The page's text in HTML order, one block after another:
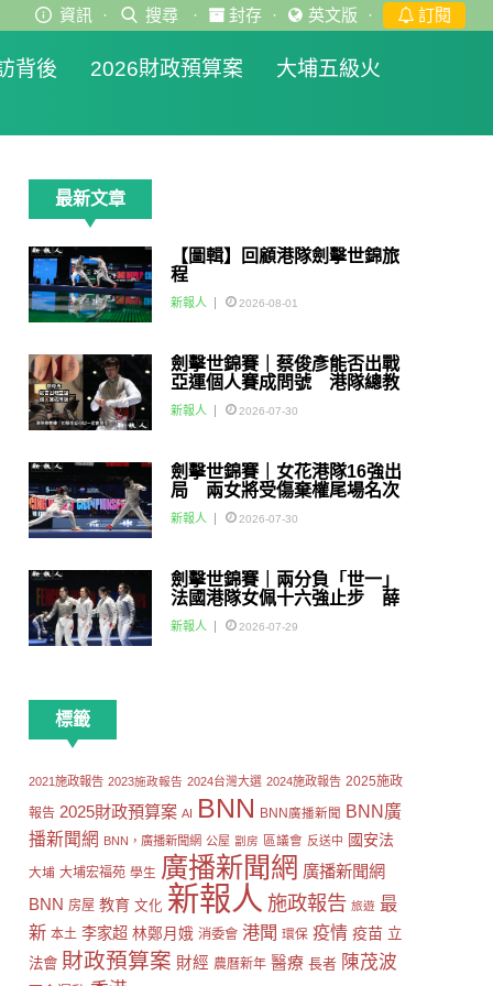
資訊 · 搜尋 · 封存 · 英文版 · 訂閱
背後 2026財政預算案
大埔五級火
最新文章
【圖輯】回顧港隊劍擊世錦旅
程
新報人 2026-08-01
劍擊世錦賽｜蔡俊彥能否出戰
亞運個人賽成問號 港隊總教
練：如醫生話可以一定會用佢
新報人 2026-07-30
劍擊世錦賽｜女花港隊16強出
局 兩女將受傷棄權尾場名次
賽
新報人 2026-07-30
劍擊世錦賽｜兩分負「世一」
法國港隊女佩十六強止步 薛
雅齊：我好有信心我哋可以做
到世界級嘅Team
新報人 2026-07-29
標籤
2021施政報告 2023施政報告 2024台灣大選 2024施政報告 2025施政
報告 2025財政預算案 AI BNN BNN廣播新聞
BNN廣
播新聞網 BNN，廣播新聞網 公屋 劏房 區議會 反送中 國安法
大埔 大埔宏福苑 學生 廣播新聞網 廣播新聞網
BNN 房屋 教育 文化 新報人 施政報告 旅遊 最
新 本土 李家超 林鄭月娥 消委會 港聞 環保 疫情 疫苗 立
法會 財政預算案 財經 農曆新年 醫療 長者 陳茂波